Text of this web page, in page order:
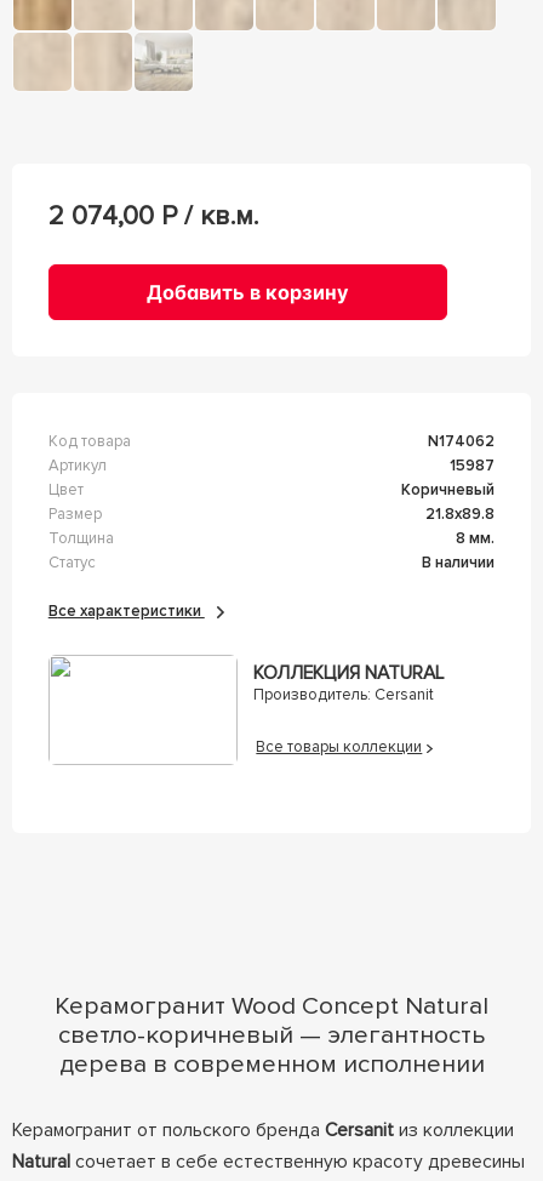
2 074,00 Р / кв.м.
Добавить в корзину
Код товара
n174062
Артикул
15987
Цвет
Коричневый
Размер
21.8x89.8
Толщина
8 мм.
Статус
В наличии
Все характеристики
КОЛЛЕКЦИЯ NATURAL
Производитель: Cersanit
Все товары коллекции
Керамогранит Wood Concept Natural
светло-коричневый — элегантность
дерева в современном исполнении
Керамогранит от польского бренда Cersanitиз коллекции
Naturalсочетает в себе естественную красоту древесины